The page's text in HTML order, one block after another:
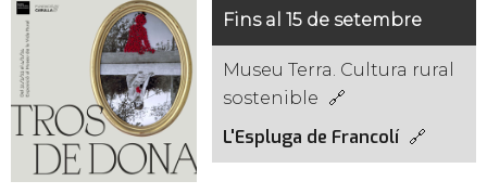
Fins al 15 de setembre
Museu Terra. Cultura rural
sostenible
L'Espluga de Francolí